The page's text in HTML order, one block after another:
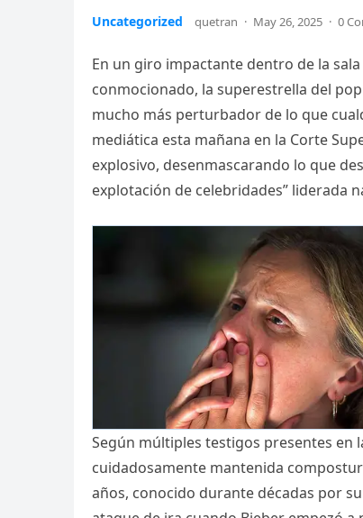
Uncategorized quetran · May 26, 2025 · 0
En un giro impactante dentro de la
conmocionado, la superestrella del
mucho más perturbador de lo que
mediática esta mañana en la Corte
explosivo, desenmascarando lo que
explotación de celebridades” liderada
Según múltiples testigos presentes en
cuidadosamente mantenida
años, conocido durante décadas por